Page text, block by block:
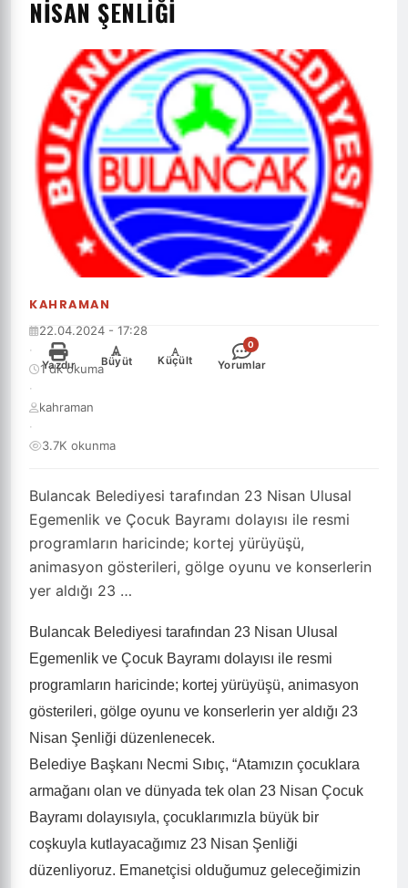
KAHRAMAN
NISAN ŞENLIĞI
Bulancak Belediyesi tarafından 23 Nisan Ulusal
Egemenlik ve Çocuk Bayramı dolayısı ile resmi
programların haricinde; kortej yürüyüşü,
animasyon gösterileri, gölge oyunu ve konserlerin
yer aldığı 23 …
22.04.2024 - 17:28
·
1 dk okuma
·
kahraman
·
3.7K okunma
Yazdır
+
Büyüt
-
Küçült
0
Yorumlar
Bulancak Belediyesi tarafından 23 Nisan Ulusal
Egemenlik ve Çocuk Bayramı dolayısı ile resmi
programların haricinde; kortej yürüyüşü, animasyon
gösterileri, gölge oyunu ve konserlerin yer aldığı 23
Nisan Şenliği düzenlenecek.
Belediye Başkanı Necmi Sıbıç, “Atamızın çocuklara
armağanı olan ve dünyada tek olan 23 Nisan Çocuk
Bayramı dolayısıyla, çocuklarımızla büyük bir
coşkuyla kutlayacağımız 23 Nisan Şenliği
düzenliyoruz. Emanetçisi olduğumuz geleceğimizin